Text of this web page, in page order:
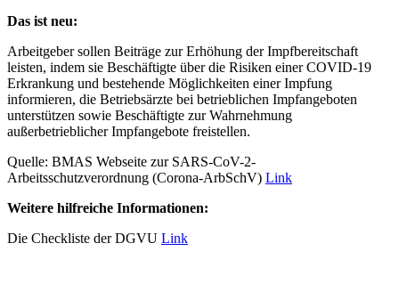
Das ist neu:
Arbeitgeber sollen Beiträge zur Erhöhung der Impfbereitschaft
leisten, indem sie Beschäftigte über die Risiken einer COVID-19
Erkrankung und bestehende Möglichkeiten einer Impfung
informieren, die Betriebsärzte bei betrieblichen Impfangeboten
unterstützen sowie Beschäftigte zur Wahrnehmung
außerbetrieblicher Impfangebote freistellen.
Quelle: BMAS Webseite zur SARS-CoV-2-
Arbeitsschutzverordnung (Corona-ArbSchV) Link
Weitere hilfreiche Informationen:
Die Checkliste der DGVU Link